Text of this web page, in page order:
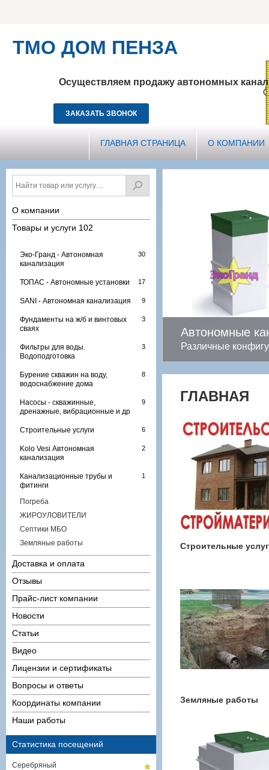
ТМО ДOM ПЕНЗА
ЗАКАЗАТЬ ЗВОНОК
ГЛАВНАЯ СТРАНИЦА О КОМПАНИИ
О компании
Товары и услуги 102
Эко-Гранд - Автономная
канализация
ТОПАС - Автономные установки
SANI - Автономная канализация
Фундаменты на ж/б и винтовых
сваях
Фильтры для воды.
Водоподготовка
Бурение скважин на воду,
водоснабжение дома
Насосы - скважинные,
дренажные, вибрационные и др
Строительные услуги
Kolo Vesi Автономная
канализация
Канализационные трубы и
фитинги
Погреба
ЖИРОУЛОВИТЕЛИ
Септики МБО
Земляные работы
Доставка и оплата
Отзывы
Прайс-лист компании
Новости
Статьи
Видео
Лицензии и сертификаты
Вопросы и ответы
Координаты компании
Наши работы
Статистика посещений
Серебряный
Автономные
Различные
ГЛАВНАЯ
Строительные
Земляные работы